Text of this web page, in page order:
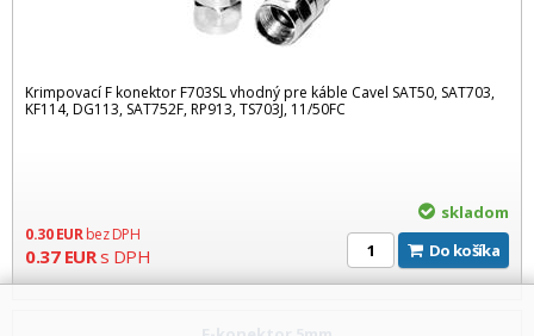
Krimpovací F konektor F703SL vhodný pre káble Cavel SAT50, SAT703,
KF114, DG113, SAT752F, RP913, TS703J, 11/50FC
skladom
Do košíka
0.30EUR bez DPH
0.37EURs DPH